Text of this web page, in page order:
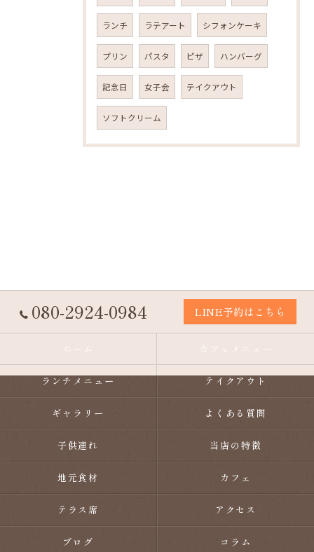
ランチ ラテアート シフォンケーキ
プリン パスタ ピザ ハンバーグ
記念日 女子会 テイクアウト
ソフトクリーム
080-2924-0984 LINE予約はこちら
ホーム カフェメニュー
ランチメニュー テイクアウト
ギャラリー よくある質問
子供連れ 当店の特徴
地元食材 カフェ
テラス席 アクセス
ブログ コラム